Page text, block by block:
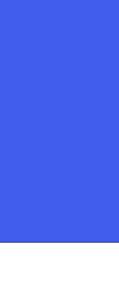
• Minden jog fenntartva!